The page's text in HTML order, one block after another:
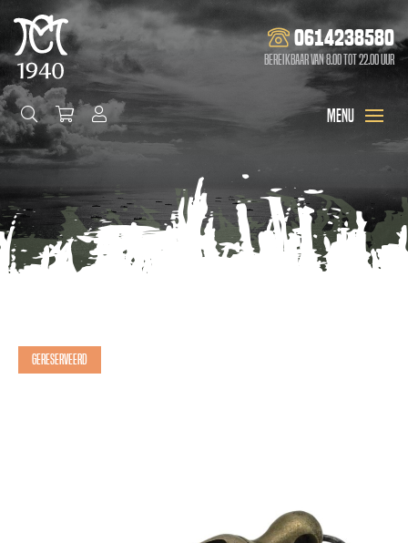
0614238580
Bereikbaar van 8.00 tot 22.00 uur
Gereserveerd